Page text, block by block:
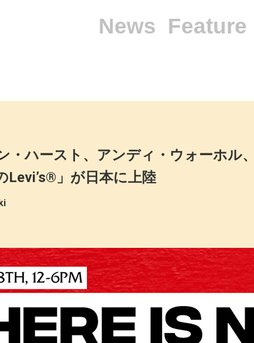
News Feature
・ハースト、アンディ・ウォーホル
Levi’s®」が日本に上陸